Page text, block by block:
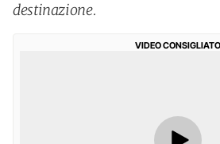
destinazione.
VIDEO CONSIGLIATO